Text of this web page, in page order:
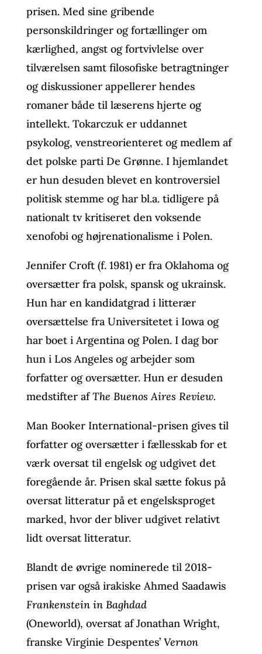
prisen. Med sine gribende
personskildringer og fortællinger om
kærlighed, angst og fortvivlelse over
tilværelsen samt filosofiske betragtninger
og diskussioner appellerer hendes
romaner både til læserens hjerte og
intellekt. Tokarczuk er uddannet
psykolog, venstreorienteret og medlem af
det polske parti De Grønne. I hjemlandet
er hun desuden blevet en kontroversiel
politisk stemme og har bl.a. tidligere på
nationalt tv kritiseret den voksende
xenofobi og højrenationalisme i Polen.
Jennifer Croft (f. 1981) er fra Oklahoma og
oversætter fra polsk, spansk og ukrainsk.
Hun har en kandidatgrad i litterær
oversættelse fra Universitetet i Iowa og
har boet i Argentina og Polen. I dag bor
hun i Los Angeles og arbejder som
forfatter og oversætter. Hun er desuden
medstifter afThe Buenos Aires Review.
Man Booker International-prisen gives til
forfatter og oversætter i fællesskab for et
værk oversat til engelsk og udgivet det
foregående år. Prisen skal sætte fokus på
oversat litteratur på et engelsksproget
marked, hvor der bliver udgivet relativt
lidt oversat litteratur.
Blandt de øvrige nominerede til 2018-
prisen var også irakiske Ahmed Saadawis
Frankenstein in Baghdad
(Oneworld), oversat af Jonathan Wright,
franske Virginie Despentes’ Vernon